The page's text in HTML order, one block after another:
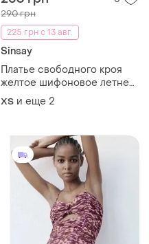
290 грн
225 грн с 13 авг.
Sinsay
Платье свободного кроя
желтое шифоновое летнее
sinsay в цветочный рисунок
принт
ХS и еще 2